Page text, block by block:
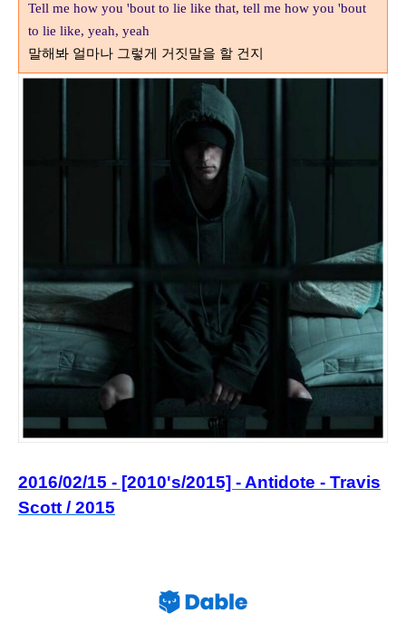
Tell me how you 'bout to lie like that, tell me how you 'bout
to lie like, yeah, yeah
말해봐 얼마나 그렇게 거짓말을 할 건지
2016/02/15 - [2010's/2015] - Antidote - Travis
Scott / 2015